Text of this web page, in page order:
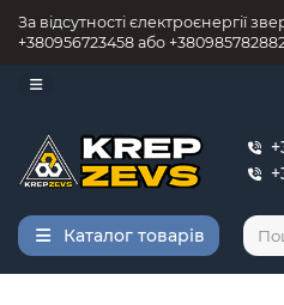
За відсутності єлектроєнергії
+380956723458 або
Каталог товарів